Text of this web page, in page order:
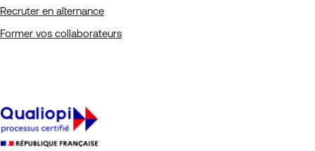
Recruter en alternance
Former vos collaborateurs